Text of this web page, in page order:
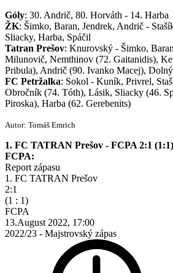
Góly: 30. Andrič, 80. Horváth - 14. Harba
ŽK: Šimko, Baran, Jendrek, Andrič -
Sliacky, Harba, Spáčil
Tatran Prešov: Knurovský - Šimko,
Milunovič, Nemthinov (72. Gaitanidis),
Pribula), Andrič (90. Ivanko Macej),
FC Petržalka: Sokol - Kuník, Privrel,
Obročník (74. Tóth), Lásik, Sliacky (46.
Piroska), Harba (62. Gerebenits)
Autor: Tomáš Emrich
1. FC TATRAN Prešov - FCPA 2:1 (1:1)
FCPA:
Report zápasu
1. FC TATRAN Prešov
2:1
(1 : 1)
FCPA
13.August 2022, 17:00
2022/23 - Majstrovský zápas